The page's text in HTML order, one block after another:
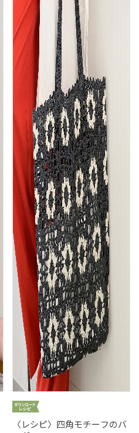
〈レシピ〉四角モチーフのバ